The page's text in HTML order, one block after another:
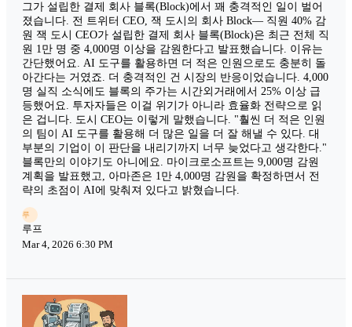
그가 설립한 결제 회사 블록(Block)에서 꽤 충격적인 일이 벌어
졌습니다. 전 트위터 CEO, 잭 도시의 회사 Block— 직원 40% 감
원 잭 도시 CEO가 설립한 결제 회사 블록(Block)은 최근 전체 직
원 1만 명 중 4,000명 이상을 감원한다고 발표했습니다. 이유는
간단했어요. AI 도구를 활용하면 더 적은 인원으로도 충분히 돌
아간다는 거였죠. 더 충격적인 건 시장의 반응이었습니다. 4,000
명 실직 소식에도 블록의 주가는 시간외거래에서 25% 이상 급
등했어요. 투자자들은 이걸 위기가 아니라 효율화 전략으로 읽
은 겁니다. 도시 CEO는 이렇게 말했습니다. "훨씬 더 적은 인원
의 팀이 AI 도구를 활용해 더 많은 일을 더 잘 해낼 수 있다. 대
부분의 기업이 이 판단을 내리기까지 너무 늦었다고 생각한다."
블록만의 이야기도 아니에요. 마이크로소프트는 9,000명 감원
계획을 발표했고, 아마존은 1만 4,000명 감원을 확정하면서 전
략의 초점이 AI에 맞춰져 있다고 밝혔습니다.
루
루프
Mar 4, 2026 6:30 PM